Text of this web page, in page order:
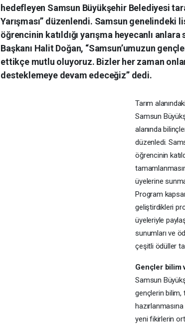
hedefleyen Samsun Büyükşehir Belediyesi
Yarışması” düzenlendi. Samsun genelindeki
öğrencinin katıldığı yarışma heyecanlı
Başkanı Halit Doğan, “Samsun’umuzun
ettikçe mutlu oluyoruz. Bizler her zaman
desteklemeye devam edeceğiz” dedi.
Tarım
Samsun
alanında
düzenledi.
öğrencinin
üyelerine
Program
geliştirdikleri
üyeleriyle
sunumları ve
çeşitli ödüller
Gençler bilim
Samsun
gençlerin bilim,
yeni fikirlerin